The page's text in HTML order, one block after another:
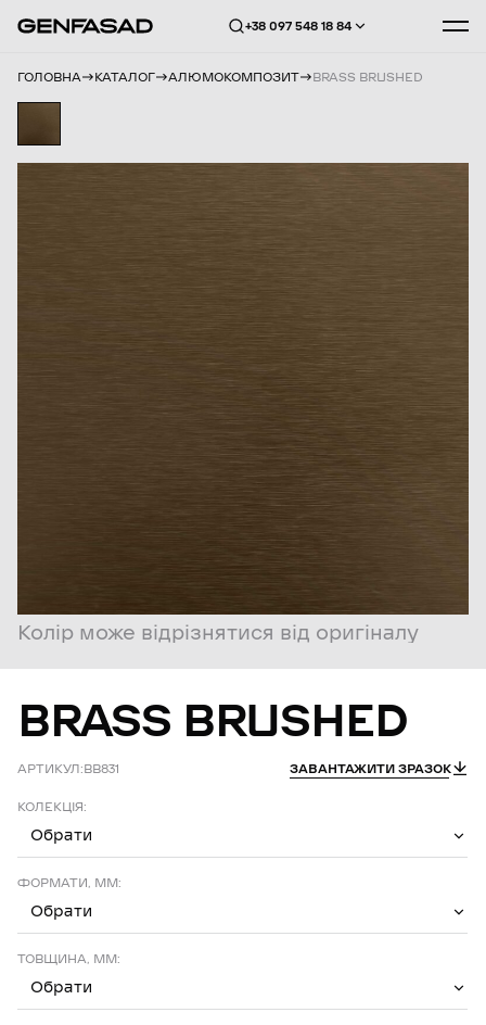
+38 097 548 18 84
ГОЛОВНА КАТАЛОГ АЛЮМОКОМПОЗИТ BRASS BRUSHED
Колір може відрізнятися від оригіналу
BRASS BRUSHED
АРТИКУЛ:BB831 ЗАВАНТАЖИТИ ЗРАЗОК
КОЛЕКЦІЯ:
Обрати
ФОРМАТИ, ММ:
Обрати
ТОВЩИНА, ММ:
Обрати